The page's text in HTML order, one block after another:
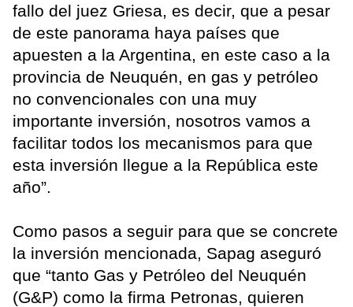
fallo del juez Griesa, es decir, que a pesar
de este panorama haya países que
apuesten a la Argentina, en este caso a la
provincia de Neuquén, en gas y petróleo
no convencionales con una muy
importante inversión, nosotros vamos a
facilitar todos los mecanismos para que
esta inversión llegue a la República este
año”.
Como pasos a seguir para que se concrete
la inversión mencionada, Sapag aseguró
que “tanto Gas y Petróleo del Neuquén
(G&P) como la firma Petronas, quieren